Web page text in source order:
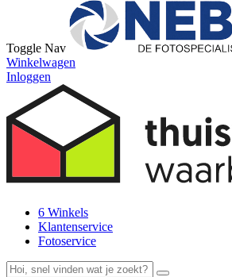
Toggle Nav
Winkelwagen
Inloggen
6 Winkels
Klantenservice
Fotoservice